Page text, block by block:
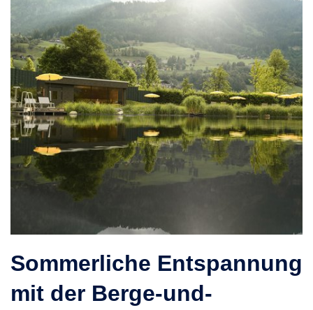
Sommerliche Entspannung
mit der Berge-und-